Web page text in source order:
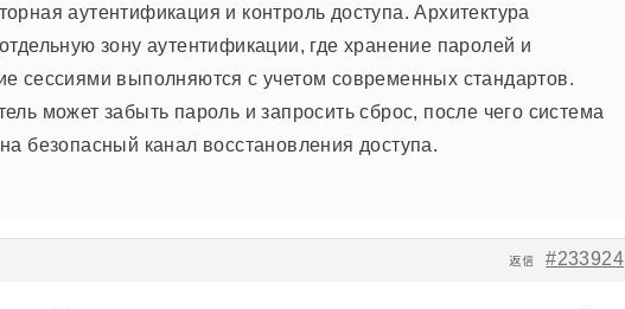
аутентификация и контроль доступа. Архитектура
зону аутентификации, где хранение паролей и
сессиями выполняются с учетом современных стандартов.
может забыть пароль и запросить сброс, после чего система
безопасный канал восстановления доступа.
#233924
返信